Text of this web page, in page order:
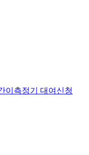
이측정기 대여신청